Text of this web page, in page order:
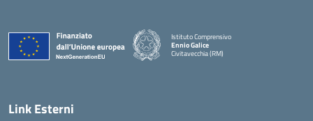
Istituto Comprensivo
Ennio Galice
Civitavecchia (RM)
Link Esterni